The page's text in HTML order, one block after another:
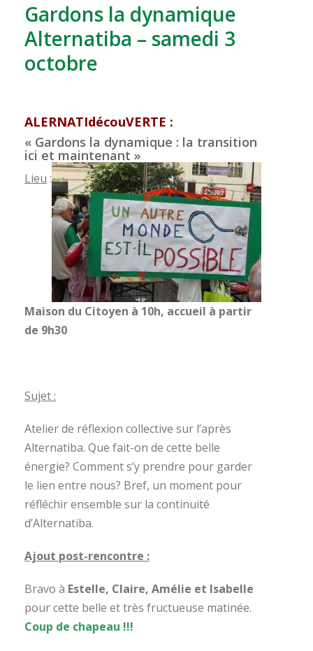
Gardons la dynamique
Alternatiba – samedi 3
octobre
ALERNATIdécouVERTE :
« Gardons la dynamique : la transition
ici et maintenant »
Lieu ​ :
Maison du Citoyen à 10h, accueil à partir
de 9h30
Sujet​ :
Atelier de réflexion collective sur l’après
Alternatiba. Que fait-on de cette belle
énergie? Comment s’y prendre pour garder
le lien entre nous? Bref, un moment pour
réfléchir ensemble sur la continuité
d’Alternatiba.
Ajout post-rencontre :
Bravo à Estelle, Claire, Amélie et Isabelle
pour cette belle et très fructueuse matinée.
Coup de chapeau !!!